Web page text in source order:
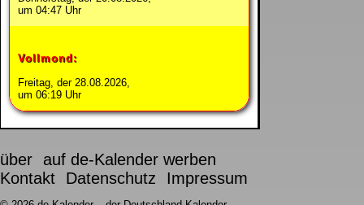
um 04:47 Uhr
Vollmond:
Freitag, der 28.08.2026,
um 06:19 Uhr
über
auf de-Kalender werben
Kontakt
Datenschutz Impressum